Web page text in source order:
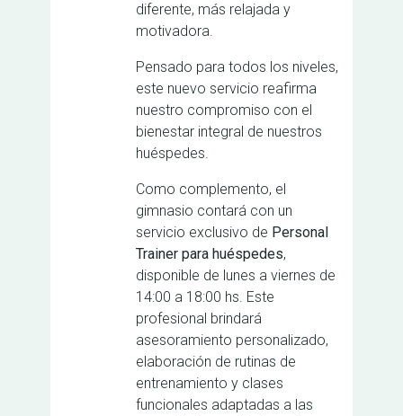
diferente, más relajada y
motivadora.
Pensado para todos los niveles,
este nuevo servicio reafirma
nuestro compromiso con el
bienestar integral de nuestros
huéspedes.
Como complemento, el
gimnasio contará con un
servicio exclusivo de Personal
Trainer para huéspedes,
disponible de lunes a viernes de
14:00 a 18:00 hs. Este
profesional brindará
asesoramiento personalizado,
elaboración de rutinas de
entrenamiento y clases
funcionales adaptadas a las